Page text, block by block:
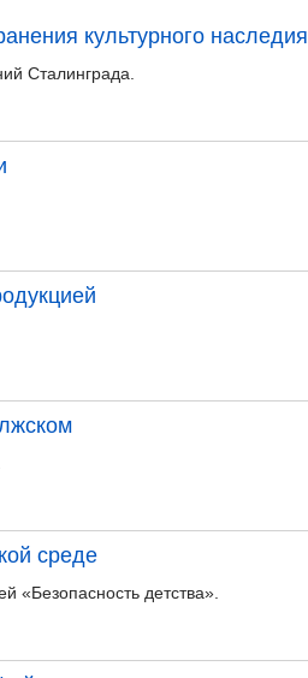
культурного наследия
Сталинграда.
среде
«Безопасность детства».